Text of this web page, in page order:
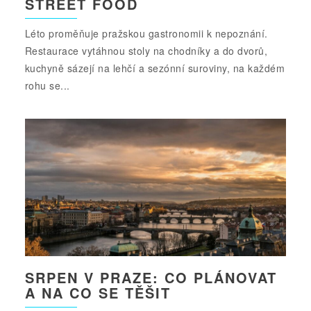
STREET FOOD
Léto proměňuje pražskou gastronomii k nepoznání.
Restaurace vytáhnou stoly na chodníky a do dvorů,
kuchyně sázejí na lehčí a sezónní suroviny, na každém
rohu se...
SRPEN V PRAZE: CO PLÁNOVAT
A NA CO SE TĚŠIT